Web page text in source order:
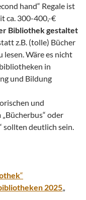
hand“ Regale ist
ca. 300-400,-€
Bibliothek gestaltet
statt z.B. (tolle) Bücher
lesen. Wäre es nicht
in
und Bildung
und
oder
deutlich sein.
“
2025